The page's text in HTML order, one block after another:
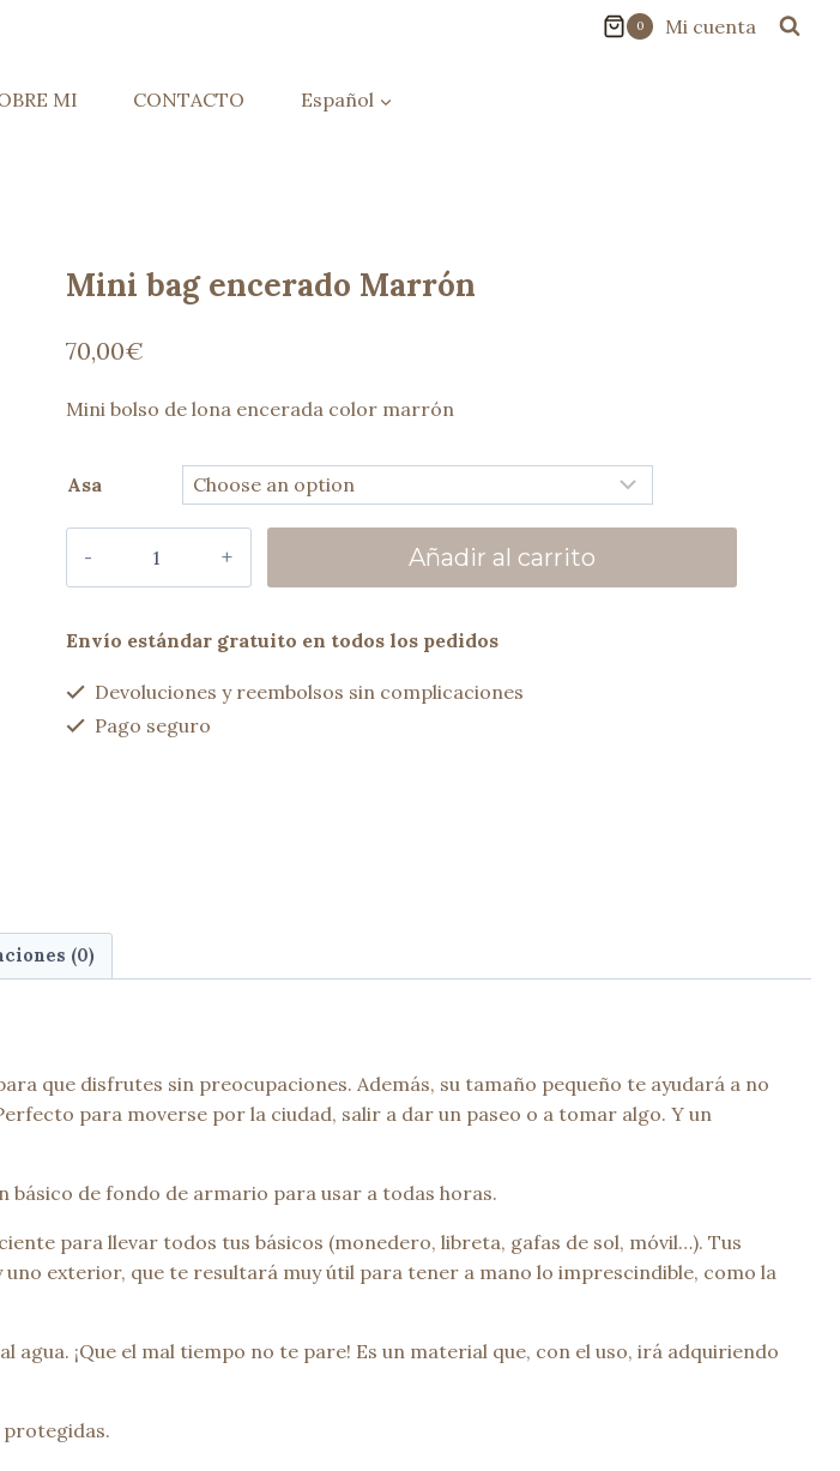
0 Mi cuenta
MI CONTACTO Español
Mini bag encerado Marrón
70,00€
Mini bolso de lona encerada color marrón
Asa
Marrón
Añadir al carrito
Envío estándar gratuito en todos los pedidos
Devoluciones y reembolsos sin complicaciones
Pago seguro
(0)
que disfrutes sin preocupaciones. Además, su tamaño pequeño te ayudará a no
para moverse por la ciudad, salir a dar un paseo o a tomar algo. Y un
de fondo de armario para usar a todas horas.
para llevar todos tus básicos (monedero, libreta, gafas de sol, móvil…). Tus
exterior, que te resultará muy útil para tener a mano lo imprescindible, como la
¡Que el mal tiempo no te pare! Es un material que, con el uso, irá adquiriendo